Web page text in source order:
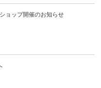
ョップ開催のお知らせ